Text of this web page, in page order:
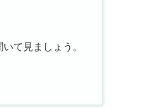
て見ましょう。